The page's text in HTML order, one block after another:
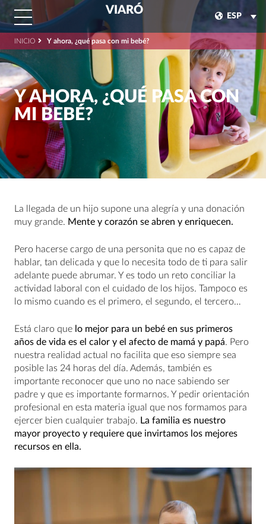
VIARÓ
ESP
INICIO Y ahora, ¿qué pasa con mi bebé?
Y AHORA, ¿QUÉ PASA CON
MI BEBÉ?
La llegada de un hijo supone una alegría y una donación
muy grande. Mente y corazón se abren y enriquecen.
Pero hacerse cargo de una personita que no es capaz de
hablar, tan delicada y que lo necesita todo de ti para salir
adelante puede abrumar. Y es todo un reto conciliar la
actividad laboral con el cuidado de los hijos. Tampoco es
lo mismo cuando es el primero, el segundo, el tercero…
Está claro que lo mejor para un bebé en sus primeros
años de vida es el calor y el afecto de mamá y papá. Pero
nuestra realidad actual no facilita que eso siempre sea
posible las 24 horas del día. Además, también es
importante reconocer que uno no nace sabiendo ser
padre y que es importante formarnos. Y pedir orientación
profesional en esta materia igual que nos formamos para
ejercer bien cualquier trabajo. La familia es nuestro
mayor proyecto y requiere que invirtamos los mejores
recursos en ella.